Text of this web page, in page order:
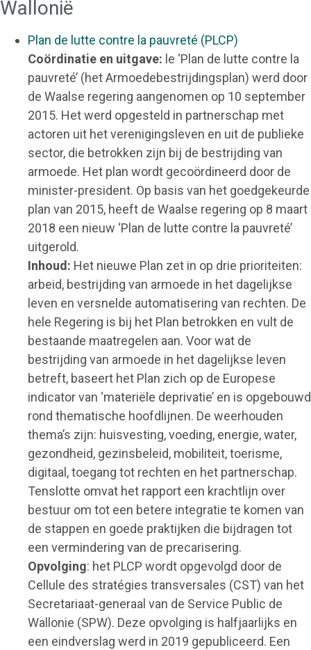
Wallonië
Plan de lutte contre la pauvreté (PLCP)
Coördinatie en uitgave: le ‘Plan de lutte contre la
pauvreté’ (het Armoedebestrijdingsplan) werd door
de Waalse regering aangenomen op 10 september
2015. Het werd opgesteld in partnerschap met
actoren uit het verenigingsleven en uit de publieke
sector, die betrokken zijn bij de bestrijding van
armoede. Het plan wordt gecoördineerd door de
minister-president. Op basis van het goedgekeurde
plan van 2015, heeft de Waalse regering op 8 maart
2018 een nieuw ‘Plan de lutte contre la pauvreté’
uitgerold.
Inhoud: Het nieuwe Plan zet in op drie prioriteiten:
arbeid, bestrijding van armoede in het dagelijkse
leven en versnelde automatisering van rechten. De
hele Regering is bij het Plan betrokken en vult de
bestaande maatregelen aan. Voor wat de
bestrijding van armoede in het dagelijkse leven
betreft, baseert het Plan zich op de Europese
indicator van ‘materiële deprivatie’ en is opgebouwd
rond thematische hoofdlijnen. De weerhouden
thema’s zijn: huisvesting, voeding, energie, water,
gezondheid, gezinsbeleid, mobiliteit, toerisme,
digitaal, toegang tot rechten en het partnerschap.
Tenslotte omvat het rapport een krachtlijn over
bestuur om tot een betere integratie te komen van
de stappen en goede praktijken die bijdragen tot
een vermindering van de precarisering.
Opvolging: het PLCP wordt opgevolgd door de
Cellule des stratégies transversales (CST) van het
Secretariaat-generaal van de Service Public de
Wallonie (SPW). Deze opvolging is halfjaarlijks en
een eindverslag werd in 2019 gepubliceerd. Een